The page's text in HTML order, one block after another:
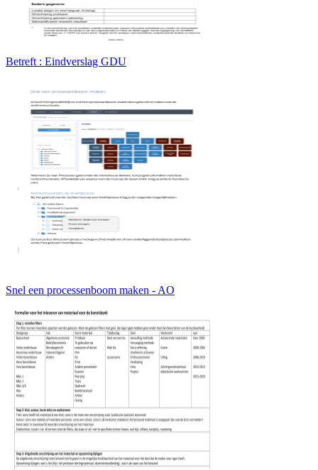
Betreft : Eindverslag GDU
Snel een processenboom maken - AO